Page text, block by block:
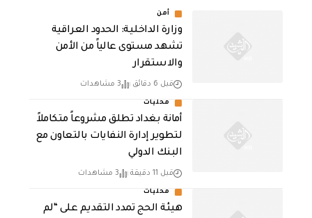
أمن
وزارة الداخلية: الحدود العراقية
تشهد مستوى عالياً من الأمن
والاستقرار
قبل 6 دقائق 3 مشاهدات
محليات
أمانة بغداد تطلق مشروعاً متكاملاً
لتطوير إدارة النفايات بالتعاون مع
البنك الدولي
قبل 11 دقيقة 3 مشاهدات
محليات
هيئة الحج تمدد التقديم على “لم